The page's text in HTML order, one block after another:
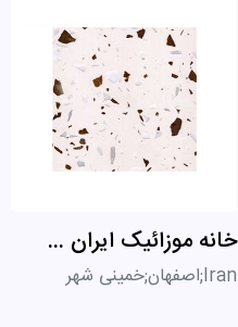
خانه موزائیک ایران ...
Iran;اصفهان;خمینی شهر